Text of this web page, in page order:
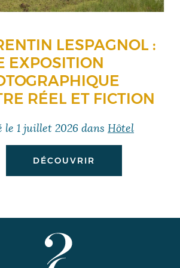
LESPAGNOL :
EXPOSITION
RÉEL ET FICTION
le 1 juillet 2026 dans Hôtel
DÉCOUVRIR